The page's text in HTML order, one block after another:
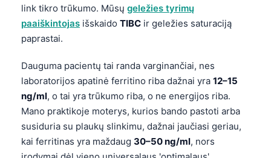
link tikro trūkumo. Mūsų geležies tyrimų
paaiškintojas išskaido TIBC ir geležies saturaciją
paprastai.
Dauguma pacientų tai randa varginančiai, nes
laboratorijos apatinė ferritino riba dažnai yra 12–15
ng/ml, o tai yra trūkumo riba, o ne energijos riba.
Mano praktikoje moterys, kurios bando pastoti arba
susiduria su plaukų slinkimu, dažnai jaučiasi geriau,
kai ferritinas yra maždaug 30–50 ng/ml, nors